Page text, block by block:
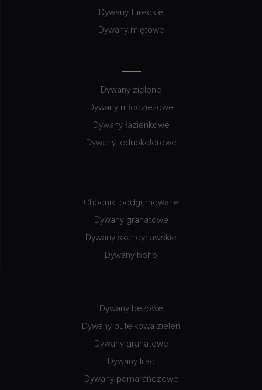
Dywany tureckie
Dywany miętowe
Dywany zielone
Dywany młodzieżowe
Dywany łazienkowe
Dywany jednokolorowe
Chodniki podgumowane
Dywany granatowe
Dywany skandynawskie
Dywany boho
Dywany beżowe
Dywany butelkowa zieleń
Dywany granatowe
Dywany lilac
Dywany pomarańczowe